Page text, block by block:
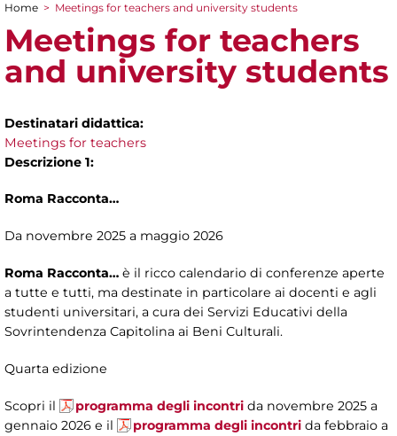
You are here
Home > Meetings for teachers and university students
Meetings for teachers
and university students
Destinatari didattica:
Meetings for teachers
Descrizione 1:
Roma Racconta…
Da novembre 2025 a maggio 2026
Roma Racconta… è il ricco calendario di conferenze aperte
a tutte e tutti, ma destinate in particolare ai docenti e agli
studenti universitari, a cura dei Servizi Educativi della
Sovrintendenza Capitolina ai Beni Culturali.
Quarta edizione
Scopri il programma degli incontri da novembre 2025 a
gennaio 2026 e il
programma degli incontri da febbraio a